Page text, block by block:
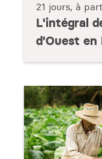
21 jours, à
L'intégral
d'Ouest en